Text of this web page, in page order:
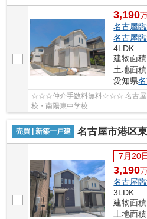
3,190
名古屋
名古屋
4LDK
建物面
土地面
愛知県
☆☆☆仲介手数料無料☆☆☆ 名古屋
校・南陽東中学校
売買 | 新築一戸建 名古屋市港区東茶屋１丁目380
7月20
3,190
名古屋
3LDK
建物面
土地面